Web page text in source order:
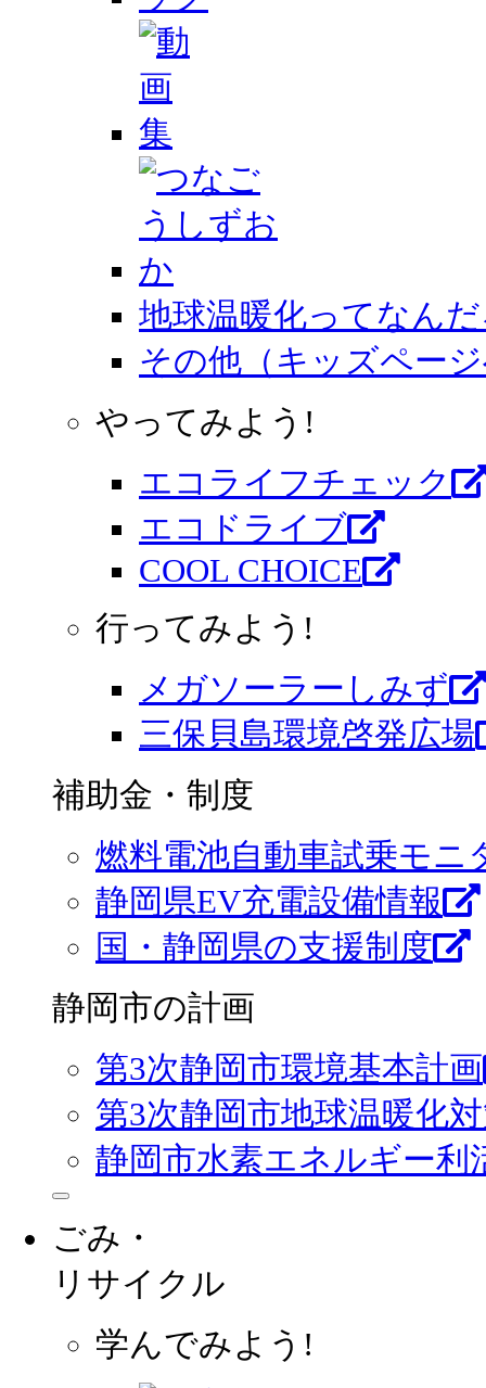
地球温暖化ってなん
その他（キッズペー
やってみよう!
エコライフチェック
エコドライブ
COOL CHOICE
行ってみよう!
メガソーラーしみず
三保貝島環境啓発広場
補助金・制度
燃料電池自動車試乗モニ
静岡県EV充電設備情報
国・静岡県の支援制度
静岡市の計画
第3次静岡市環境基本計画
第3次静岡市地球温暖化
静岡市水素エネルギー
ごみ・
リサイクル
学んでみよう!